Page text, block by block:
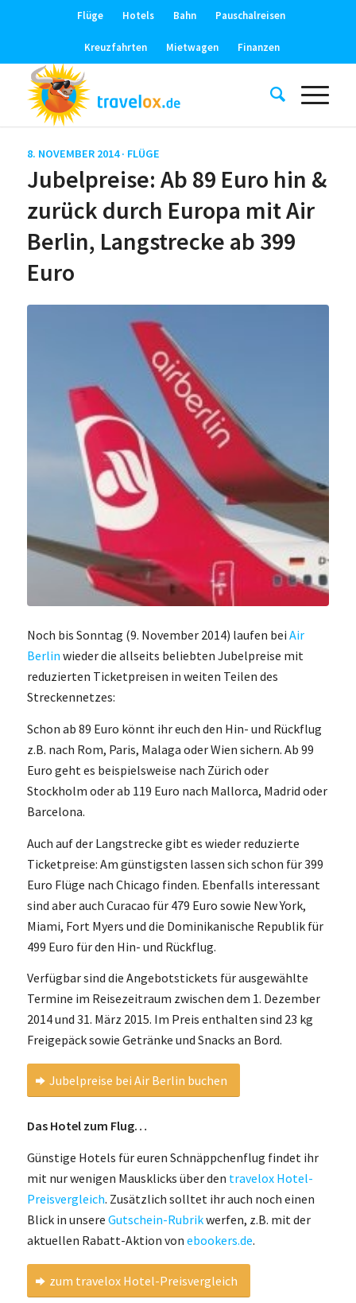
Flüge Hotels Bahn Pauschalreisen
Kreuzfahrten Mietwagen Finanzen
8. NOVEMBER 2014 · FLÜGE
Jubelpreise: Ab 89 Euro hin &
zurück durch Europa mit Air
Berlin, Langstrecke ab 399
Euro
Noch bis Sonntag (9. November 2014) laufen bei Air
Berlin wieder die allseits beliebten Jubelpreise mit
reduzierten Ticketpreisen in weiten Teilen des
Streckennetzes:
Schon ab 89 Euro könnt ihr euch den Hin- und Rückflug
z.B. nach Rom, Paris, Malaga oder Wien sichern. Ab 99
Euro geht es beispielsweise nach Zürich oder
Stockholm oder ab 119 Euro nach Mallorca, Madrid oder
Barcelona.
Auch auf der Langstrecke gibt es wieder reduzierte
Ticketpreise: Am günstigsten lassen sich schon für 399
Euro Flüge nach Chicago finden. Ebenfalls interessant
sind aber auch Curacao für 479 Euro sowie New York,
Miami, Fort Myers und die Dominikanische Republik für
499 Euro für den Hin- und Rückflug.
Verfügbar sind die Angebotstickets für ausgewählte
Termine im Reisezeitraum zwischen dem 1. Dezember
2014 und 31. März 2015. Im Preis enthalten sind 23 kg
Freigepäck sowie Getränke und Snacks an Bord.
Jubelpreise bei Air Berlin buchen
Das Hotel zum Flug…
Günstige Hotels für euren Schnäppchenflug findet ihr
mit nur wenigen Mausklicks über den travelox Hotel-
Preisvergleich. Zusätzlich solltet ihr auch noch einen
Blick in unsere Gutschein-Rubrikwerfen, z.B. mit der
aktuellen Rabatt-Aktion von ebookers.de.
zum travelox Hotel-Preisvergleich